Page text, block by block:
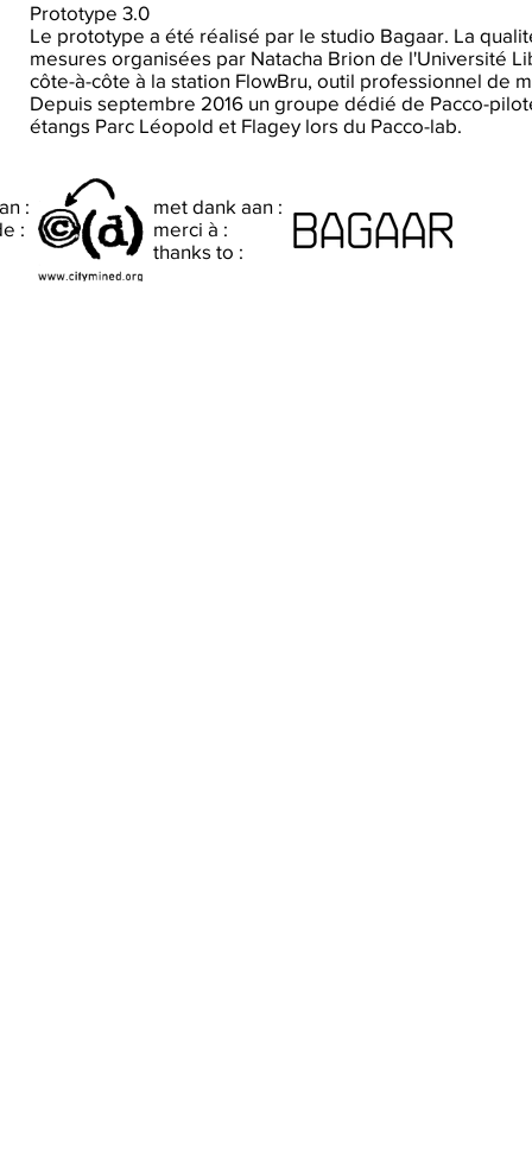
Prototype 3.0
Le prototype a été réalisé par le studio Bagaar. La
mesures organisées par Natacha Brion de l'Université
côte-à-côte à la station FlowBru, outil professionnel de
Depuis septembre 2016 un groupe dédié de Pacco-
étangs Parc Léopold et Flagey lors du Pacco-lab.
:
:
met dank aan :
merci à :
thanks to :